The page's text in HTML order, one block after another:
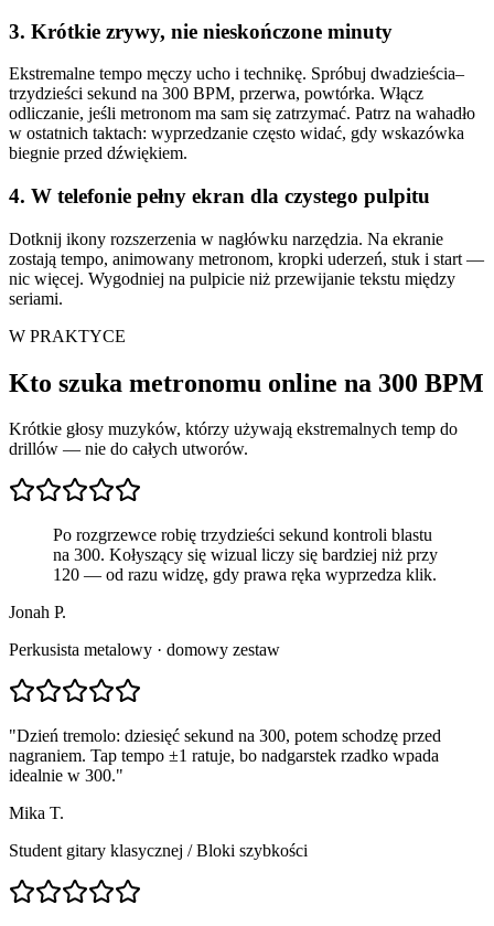
3. Krótkie zrywy, nie nieskończone minuty
Ekstremalne tempo męczy ucho i technikę. Spróbuj dwadzieścia–
trzydzieści sekund na 300 BPM, przerwa, powtórka. Włącz
odliczanie, jeśli metronom ma sam się zatrzymać. Patrz na wahadło
w ostatnich taktach: wyprzedzanie często widać, gdy wskazówka
biegnie przed dźwiękiem.
4. W telefonie pełny ekran dla czystego pulpitu
Dotknij ikony rozszerzenia w nagłówku narzędzia. Na ekranie
zostają tempo, animowany metronom, kropki uderzeń, stuk i start —
nic więcej. Wygodniej na pulpicie niż przewijanie tekstu między
seriami.
W PRAKTYCE
Kto szuka metronomu online na 300 BPM
Krótkie głosy muzyków, którzy używają ekstremalnych temp do
drillów — nie do całych utworów.
Po rozgrzewce robię trzydzieści sekund kontroli blastu
na 300. Kołyszący się wizual liczy się bardziej niż przy
120 — od razu widzę, gdy prawa ręka wyprzedza klik.
Jonah P.
Perkusista metalowy · domowy zestaw
"Dzień tremolo: dziesięć sekund na 300, potem schodzę przed
nagraniem. Tap tempo ±1 ratuje, bo nadgarstek rzadko wpada
idealnie w 300."
Mika T.
Student gitary klasycznej /Bloki szybkości